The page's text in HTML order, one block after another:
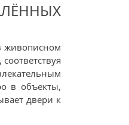
живописном
в объекты,
двери к